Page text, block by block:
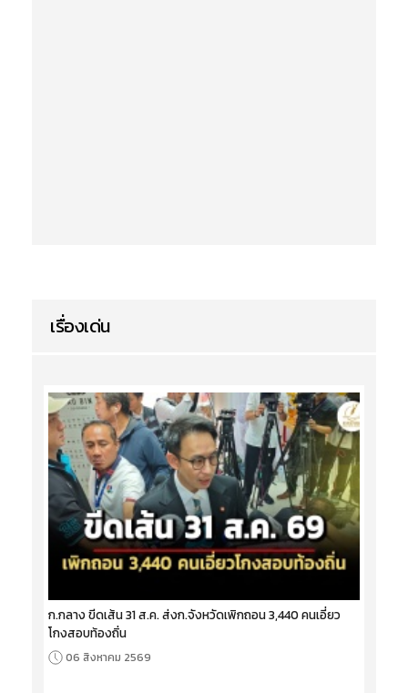
เรื่องเด่น
ก.กลาง ขีดเส้น 31 ส.ค. ส่งก.จังหวัดเพิกถอน 3,440 คนเอี่ยว
โกงสอบท้องถิ่น
06 สิงหาคม 2569